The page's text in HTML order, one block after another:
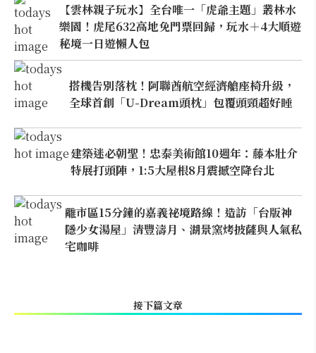
【雲林親子玩水】全台唯一「虎爺主題」叢林水
樂園！虎尾632高地免門票回歸，玩水＋4大順遊
秘境一日遊懶人包
搭機告別落枕！阿聯酋航空經濟艙座椅升級，
全球首創「U-Dream頭枕」包覆頭頸超好睡
建築迷必朝聖！忠泰美術館10週年：藤本壯介
特展打頭陣，1:5大屋根8月震撼空降台北
離市區15分鐘的嘉義祕境路線！造訪「台版神
隱少女湯屋」清豐濤月、湖景窯烤披薩與人氣私
宅咖啡
接下篇文章